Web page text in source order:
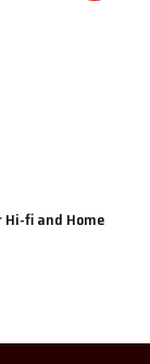
Hi-fi and Home